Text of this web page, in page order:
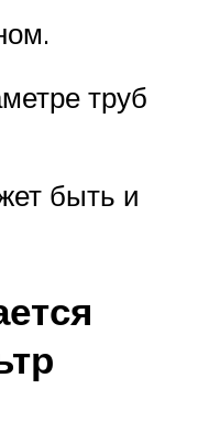
труб
быть и